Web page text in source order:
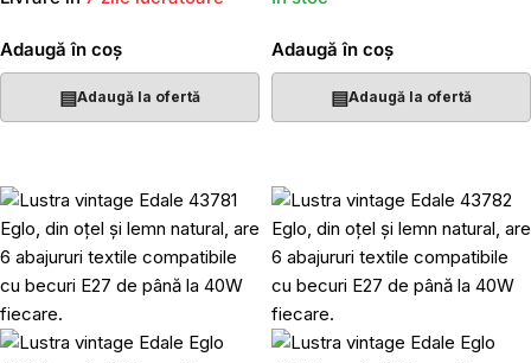
Adaugă în coș
▤Adaugă la ofertă
Adaugă în coș
▤Adaugă la ofertă